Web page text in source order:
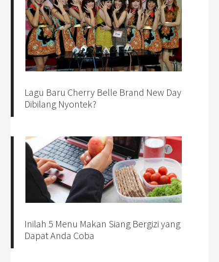
Lagu Baru Cherry Belle Brand New Day
Dibilang Nyontek?
Inilah 5 Menu Makan Siang Bergizi yang
Dapat Anda Coba